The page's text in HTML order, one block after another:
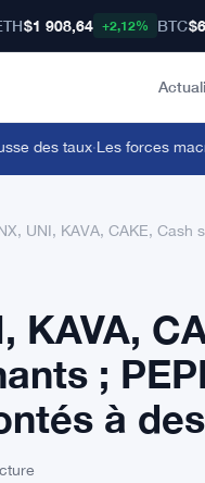
$1 908,64 +2,12% BTC
des taux·Les forces
UNI, KAVA, CAKE,
KAVA,
;
à